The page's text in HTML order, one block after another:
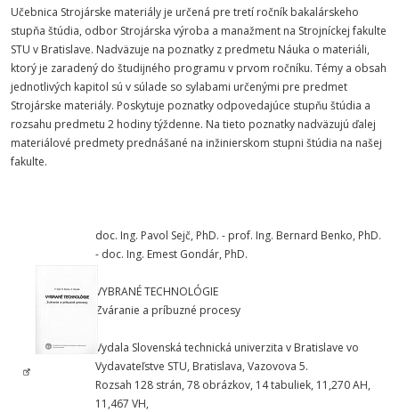
Učebnica Strojárske materiály je určená pre tretí ročník bakalárskeho
stupňa štúdia, odbor Strojárska výroba a manažment na Strojníckej fakulte
STU v Bratislave. Nadväzuje na poznatky z predmetu Náuka o materiáli,
ktorý je zaradený do študijného programu v prvom ročníku. Témy a obsah
jednotlivých kapitol sú v súlade so sylabami určenými pre predmet
Strojárske materiály. Poskytuje poznatky odpovedajúce stupňu štúdia a
rozsahu predmetu 2 hodiny týždenne. Na tieto poznatky nadväzujú ďalej
materiálové predmety prednášané na inžinierskom stupni štúdia na našej
fakulte.
doc. Ing. Pavol Sejč, PhD. - prof. Ing. Bernard Benko, PhD.
- doc. Ing. Emest Gondár, PhD.
VYBRANÉ TECHNOLÓGIE
Zváranie a príbuzné procesy
Vydala Slovenská technická univerzita v Bratislave vo
Vydavateľstve STU, Bratislava, Vazovova 5.
Rozsah 128 strán, 78 obrázkov, 14 tabuliek, 11,270 AH,
11,467 VH,